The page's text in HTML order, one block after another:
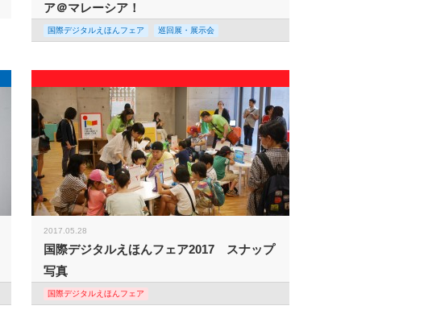
ア＠マレーシア！
国際デジタルえほんフェア 巡回展・展示会
2017.05.28
国際デジタルえほんフェア2017 スナップ
写真
国際デジタルえほんフェア